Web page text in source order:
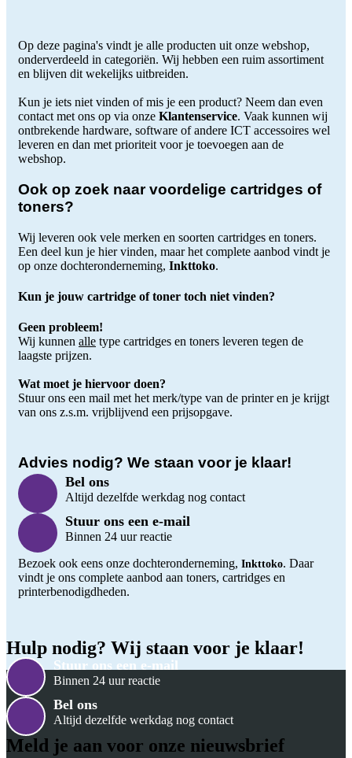
Op deze pagina's vindt je alle producten uit onze webshop,
onderverdeeld in categoriën. Wij hebben een ruim assortiment
en blijven dit wekelijks uitbreiden.
Kun je iets niet vinden of mis je een product? Neem dan even
contact met ons op via onze Klantenservice. Vaak kunnen wij
ontbrekende hardware, software of andere ICT accessoires wel
leveren en dan met prioriteit voor je toevoegen aan de
webshop.
Ook op zoek naar voordelige cartridges of
toners?
Wij leveren ook vele merken en soorten cartridges en toners.
Een deel kun je hier vinden, maar het complete aanbod vindt je
op onze dochteronderneming, Inkttoko.
Kun je jouw cartridge of toner toch niet vinden?
Geen probleem!
Wij kunnen alle type cartridges en toners leveren tegen de
laagste prijzen.
Wat moet je hiervoor doen?
Stuur ons een mail met het merk/type van de printer en je krijgt
van ons z.s.m. vrijblijvend een prijsopgave.
Advies nodig? We staan voor je klaar!
Bel ons
Altijd dezelfde werkdag nog contact
Stuur ons een e-mail
Binnen 24 uur reactie
Bezoek ook eens onze dochteronderneming, Inkttoko. Daar
vindt je ons complete aanbod aan toners, cartridges en
printerbenodigdheden.
Hulp nodig? Wij staan voor je klaar!
Stuur ons een e-mail
Binnen 24 uur reactie
Bel ons
Altijd dezelfde werkdag nog contact
Meld je aan voor onze nieuwsbrief